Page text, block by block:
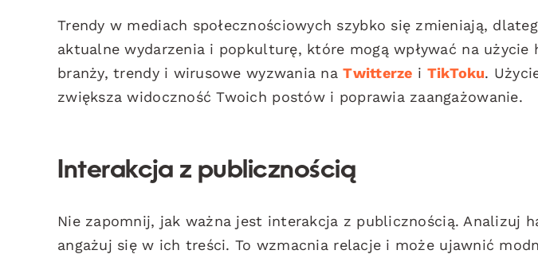
Trendy w mediach społecznościowych szybko się zmieniają,
aktualne wydarzenia i popkulturę, które mogą wpływać na użycie
branży, trendy i wirusowe wyzwania naTwitterze i TikToku.
zwiększa widoczność Twoich postów i poprawia zaangażowanie.
Interakcja z publicznością
Nie zapomnij, jak ważna jest interakcja z publicznością. Analizuj
angażuj się w ich treści. To wzmacnia relacje i może ujawnić